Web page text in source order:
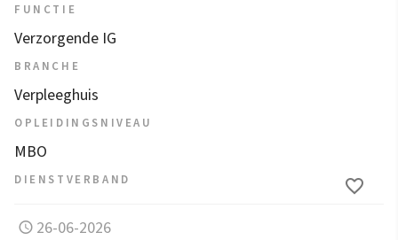
FUNCTIE
Verzorgende IG
BRANCHE
Verpleeghuis
OPLEIDINGSNIVEAU
MBO
DIENSTVERBAND
26-06-2026